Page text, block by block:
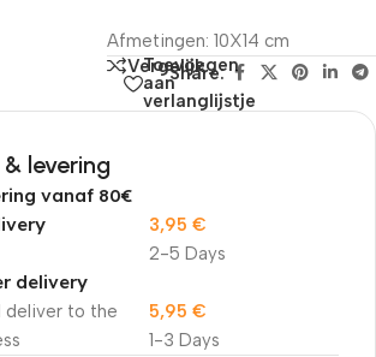
Afmetingen: 10X14 cm
Vergelijk
Toevoegen
aan
verlanglijstje
Share:
levering
vanaf 80€
2-5 Days
3,95 €
delivery
deliver to the
1-3 Days
5,95 €